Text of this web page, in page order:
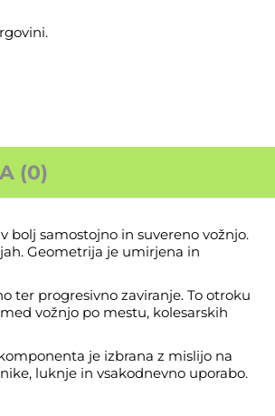
(0)
samostojno in suvereno vožnjo.
Geometrija je umirjena in
ter progresivno zaviranje. To otroku
vožnjo po mestu, kolesarskih
je izbrana z mislijo na
luknje in vsakodnevno uporabo.